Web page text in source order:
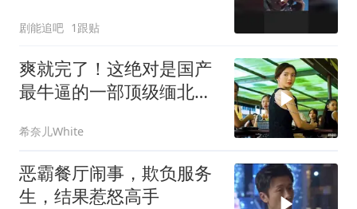
剧能追吧 1跟贴
爽就完了！这绝对是国产
最牛逼的一部顶级缅北犯
希奈儿White
恶霸餐厅闹事，欺负服务
生，结果惹怒高手